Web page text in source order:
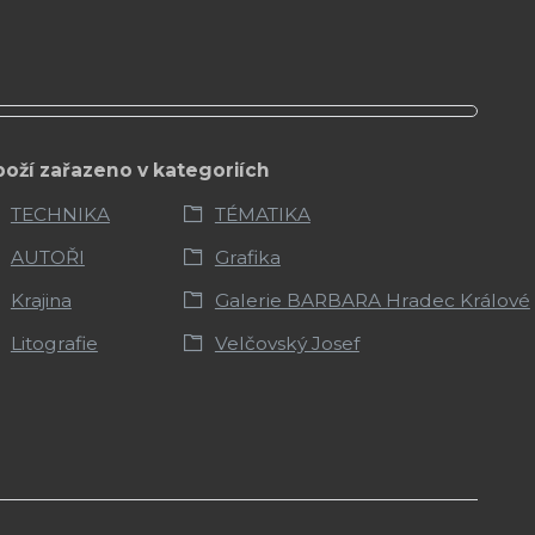
zařazeno v kategoriích
TECHNIKA
TÉMATIKA
AUTOŘI
Grafika
Krajina
Galerie BARBARA Hradec Králové
Litografie
Velčovský Josef